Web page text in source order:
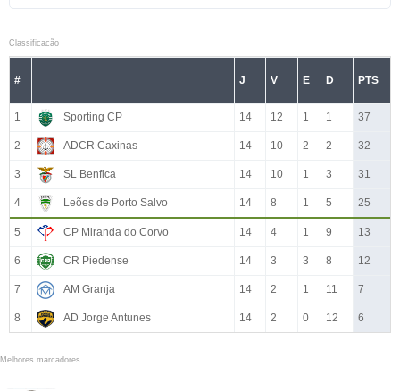
Classificacão
# J V E D PTS
1 Sporting CP 14 12 1 1 37
2 ADCR Caxinas 14 10 2 2 32
3 SL Benfica 14 10 1 3 31
4 Leões de Porto Salvo 14 8 1 5 25
5 CP Miranda do Corvo 14 4 1 9 13
6 CR Piedense 14 3 3 8 12
7 AM Granja 14 2 1 11 7
8 AD Jorge Antunes 14 2 0 12 6
Melhores marcadores